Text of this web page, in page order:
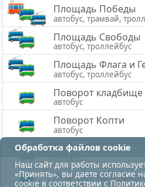
Площадь Победы
автобус, трамвай,
Площадь Свободы
автобус, троллейбус
Площадь Флага и
автобус, троллейбус
Поворот кладбище
автобус
Поворот Копти
автобус
Поворот на базу
Поворот на
Обработка файлов cookie
Наш сайт для работы
«Принять», вы даете согласие
cookie в соответствии с